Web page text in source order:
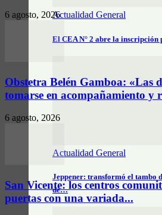
Actualidad General
El CEA N° 2 abre la
Actualidad General
Jeppener: transformó el tambo
de…
6 agosto, 2026
Obstetra Belén Gamboa: «Las
tomarse en acompañamiento y
6 agosto, 2026
San Vicente: los centros
puertas con una variada...